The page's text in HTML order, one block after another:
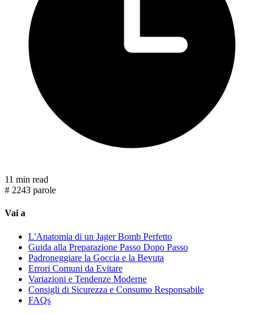
11 min read
# 2243 parole
Vai a
L'Anatomia di un Jager Bomb Perfetto
Guida alla Preparazione Passo Dopo Passo
Padroneggiare la Goccia e la Bevuta
Errori Comuni da Evitare
Variazioni e Tendenze Moderne
Consigli di Sicurezza e Consumo Responsabile
FAQs